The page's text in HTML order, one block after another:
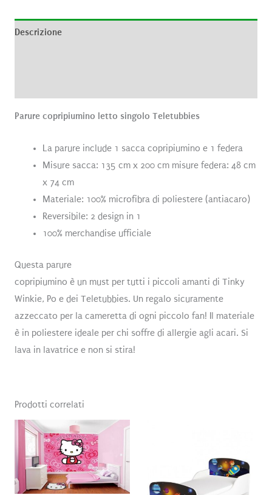
Descrizione
Parure copripiumino letto singolo Teletubbies
La parure include 1 sacca copripiumino e 1 federa
Misure sacca: 135 cm x 200 cm misure federa: 48 cm
x 74 cm
Materiale: 100% microfibra di poliestere (antiacaro)
Reversibile: 2 design in 1
100% merchandise ufficiale
Questa parure
copripiumino è un must per tutti i piccoli amanti di Tinky
Winkie, Po e dei Teletubbies. Un regalo sicuramente
azzeccato per la cameretta di ogni piccolo fan! Il materiale
è in poliestere ideale per chi soffre di allergie agli acari. Si
lava in lavatrice e non si stira!
Prodotti correlati